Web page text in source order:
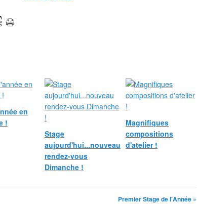
en
!
Stage
aujourd'hui...nouveau
rendez-vous
Dimanche !
Magnifiques
compositions
d'atelier !
Premier Stage de l'Année »